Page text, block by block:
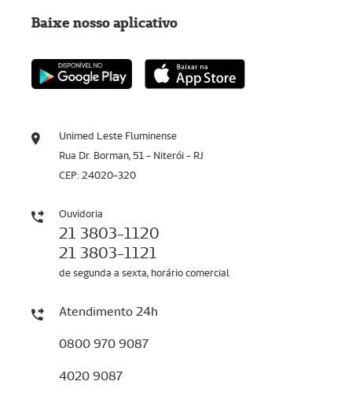
Unimed Leste Fluminense
Rua Dr. Borman, 51 - Niterói - RJ
CEP: 24020-320
Ouvidoria
21 3803-1120
21 3803-1121
de segunda a sexta, horário comercial
Atendimento 24h
0800 970 9087
4020 9087
Baixe nosso aplicativo